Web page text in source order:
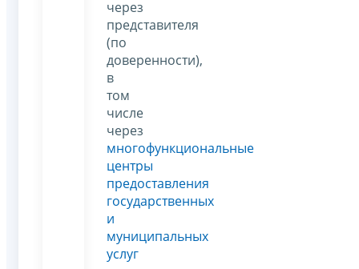
через
представителя
(по
доверенности),
в
том
числе
через
многофункциональные
центры
предоставления
государственных
и
муниципальных
услуг